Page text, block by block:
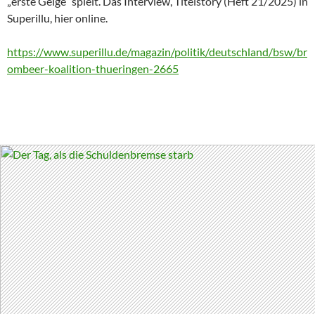
Superillu, hier online.
https://www.superillu.de/magazin/politik/deutschland/bsw/br
ombeer-koalition-thueringen-2665